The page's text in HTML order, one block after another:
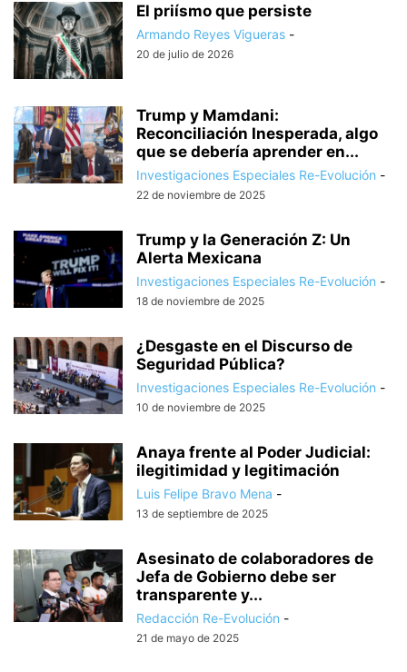
El priísmo que persiste
Armando Reyes Vigueras -
20 de julio de 2026
Trump y Mamdani:
Reconciliación Inesperada, algo
que se debería aprender en...
Investigaciones Especiales Re-Evolución -
22 de noviembre de 2025
Trump y la Generación Z: Un
Alerta Mexicana
Investigaciones Especiales Re-Evolución -
18 de noviembre de 2025
¿Desgaste en el Discurso de
Seguridad Pública?
Investigaciones Especiales Re-Evolución -
10 de noviembre de 2025
Anaya frente al Poder Judicial:
ilegitimidad y legitimación
Luis Felipe Bravo Mena -
13 de septiembre de 2025
Asesinato de colaboradores de
Jefa de Gobierno debe ser
transparente y...
Redacción Re-Evolución -
21 de mayo de 2025